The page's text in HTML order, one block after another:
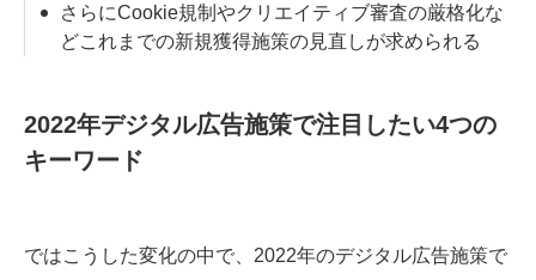
さらにCookie規制やクリエイティブ審査の厳格化な
どこれまでの新規獲得施策の見直しが求められる
2022年デジタル広告施策で注目したい4つの
キーワード
ではこうした変化の中で、2022年のデジタル広告施策で